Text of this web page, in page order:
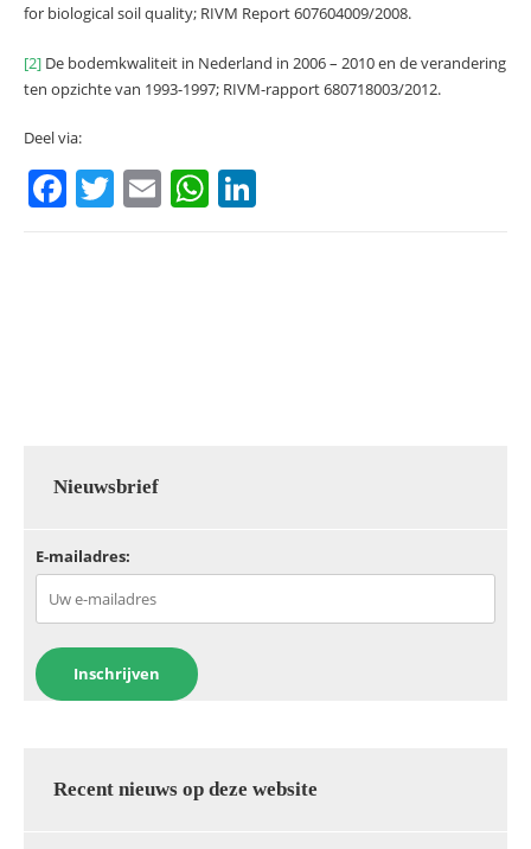
for biological soil quality; RIVM Report 607604009/2008.
[2] De bodemkwaliteit in Nederland in 2006 – 2010 en de verandering
ten opzichte van 1993-1997; RIVM-rapport 680718003/2012.
Deel via:
F T E W
Nieuwsbrief
E-mailadres:
Recent nieuws op deze website